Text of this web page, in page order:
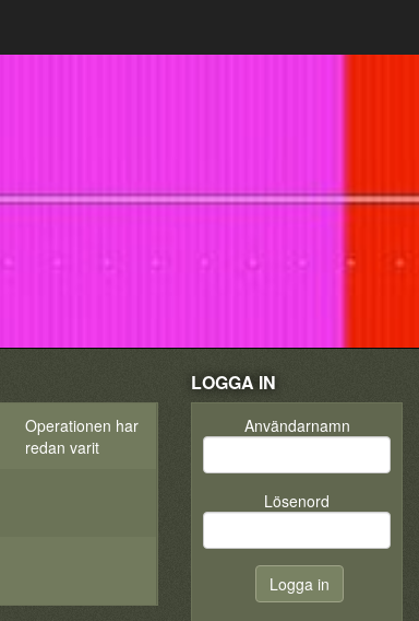
Operationen har
redan varit
LOGGA IN
Användarnamn
Lösenord